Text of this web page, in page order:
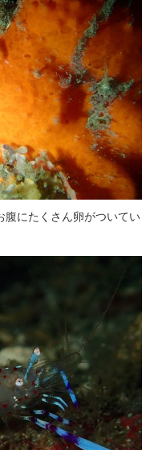
腹にたくさん卵がついてい